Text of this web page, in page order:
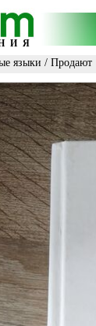
языки / Продают